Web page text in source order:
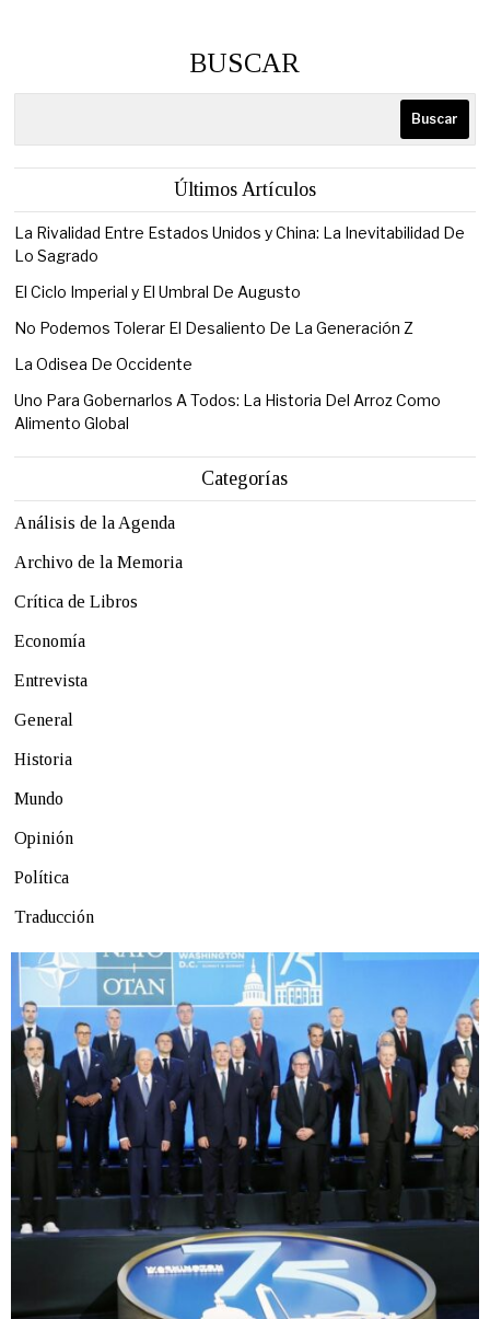
BUSCAR
Buscar
Últimos Artículos
La Rivalidad Entre Estados Unidos y China: La Inevitabilidad De
Lo Sagrado
El Ciclo Imperial y El Umbral De Augusto
No Podemos Tolerar El Desaliento De La Generación Z
La Odisea De Occidente
Uno Para Gobernarlos A Todos: La Historia Del Arroz Como
Alimento Global
Categorías
Análisis de la Agenda
Archivo de la Memoria
Crítica de Libros
Economía
Entrevista
General
Historia
Mundo
Opinión
Política
Traducción